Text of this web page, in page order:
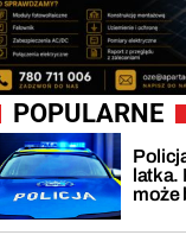
POPULARNE
latka.
może